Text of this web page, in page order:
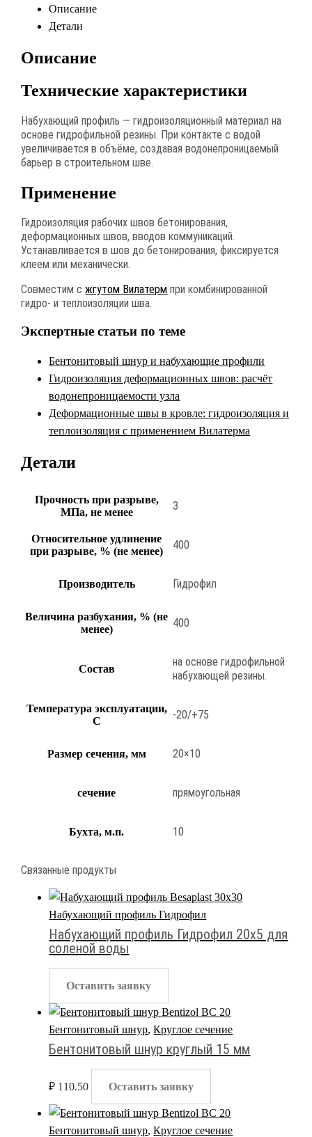
Описание
Детали
Описание
Технические характеристики
Набухающий профиль — гидроизоляционный материал на
основе гидрофильной резины. При контакте с водой
увеличивается в объёме, создавая водонепроницаемый
барьер в строительном шве.
Применение
Гидроизоляция рабочих швов бетонирования,
деформационных швов, вводов коммуникаций.
Устанавливается в шов до бетонирования, фиксируется
клеем или механически.
Совместим сжгутом Вилатерм при комбинированной
гидро- и теплоизоляции шва.
Экспертные статьи по теме
Бентонитовый шнур и набухающие профили
Гидроизоляция деформационных швов: расчёт
водонепроницаемости узла
Деформационные швы в кровле: гидроизоляция и
теплоизоляция с применением Вилатерма
Детали
Прочность при разрыве,
МПа, не менее
3
Относительное удлинение
при разрыве, % (не менее)
400
Производитель Гидрофил
Величина разбухания, % (не
менее)
400
Состав
на основе гидрофильной
набухающей резины.
Температура эксплуатации,
С
-20/+75
Размер сечения, мм 20×10
сечение прямоугольная
Бухта, м.п. 10
Связанные продукты
Набухающий профиль Гидрофил
Набухающий профиль Гидрофил 20х5 для
соленой воды
Оставить заявку
Бентонитовый шнур,Круглое сечение
Бентонитовый шнур круглый 15 мм
₽ 110.50 Оставить заявку
Бентонитовый шнур,Круглое сечение